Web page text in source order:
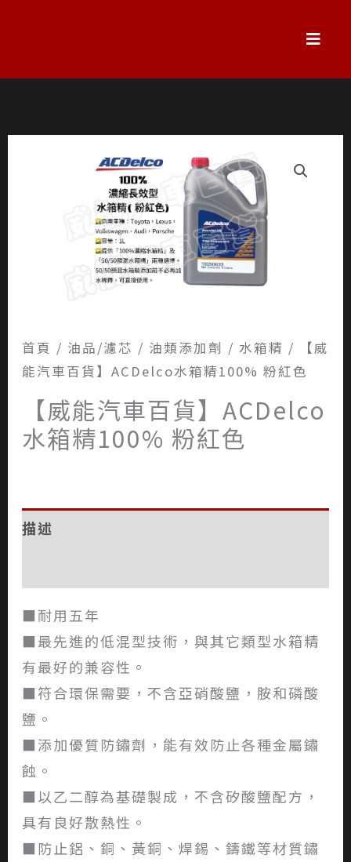
容
首頁 / 油品/濾芯 / 油類添加劑 / 水箱精 / 【威
能汽車百貨】ACDelco水箱精100% 粉紅色
【威能汽車百貨】ACDelco
水箱精100% 粉紅色
描述
■耐用五年
■最先進的低混型技術，與其它類型水箱精
有最好的兼容性。
■符合環保需要，不含亞硝酸鹽，胺和磷酸
鹽。
■添加優質防鏽劑，能有效防止各種金屬鏽
蝕。
■以乙二醇為基礎製成，不含矽酸鹽配方，
具有良好散熱性。
■防止鋁、銅、黃銅、焊錫、鑄鐵等材質鏽